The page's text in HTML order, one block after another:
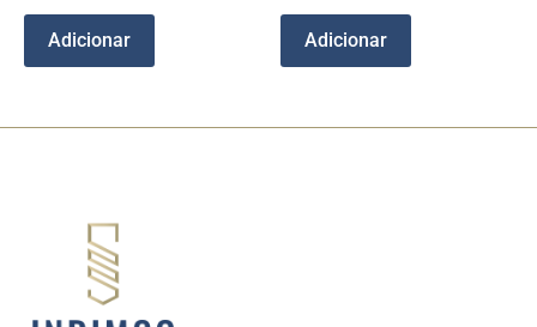
Adicionar Adicionar